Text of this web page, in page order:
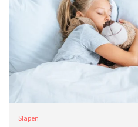
Slapen